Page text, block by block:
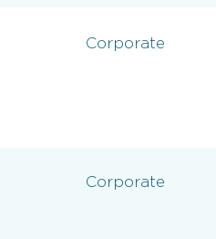
Corporate
Corporate